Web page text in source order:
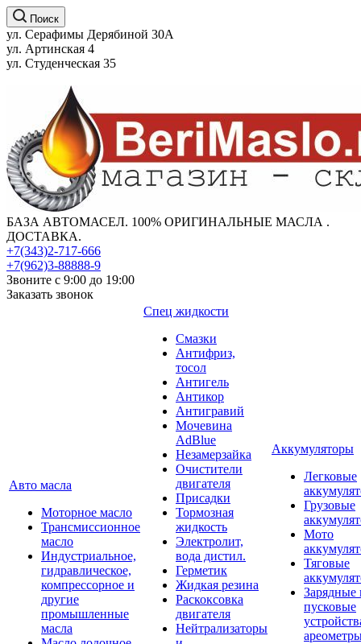
Поиск
ул. Серафимы Дерябиной 30А
ул. Артинская 4
ул. Студенческая 35
БАЗА АВТОМАСЕЛ. 100% ОРИГИНАЛЬНЫЕ МАСЛА .
ДОСТАВКА.
+7(343)2-717-666
+7(962)3-88888-9
Звоните с 9:00 до 19:00
Заказать звонок
Авто масла
Моторное масло
Трансмиссионное
масло
Индустриальное,
гидравлическое,
компрессорное и
другие
промышленные
масла
Спец жидкости
Смазки
Антифриз,
тосол
Антигель
Антикор
Антигравий
Мочевина
AdBlue
Незамерзайка
Очистители
двигателя
Присадки
Тормозная
жидкость
Электролит,
вода дистил.
Герметик
Жидкая резина
Раскоксовка
двигателя
Нейтрализаторы
Аккумуляторы
Легковые
Грузовые
Мото
Тяговые
Зарядные
пусковые